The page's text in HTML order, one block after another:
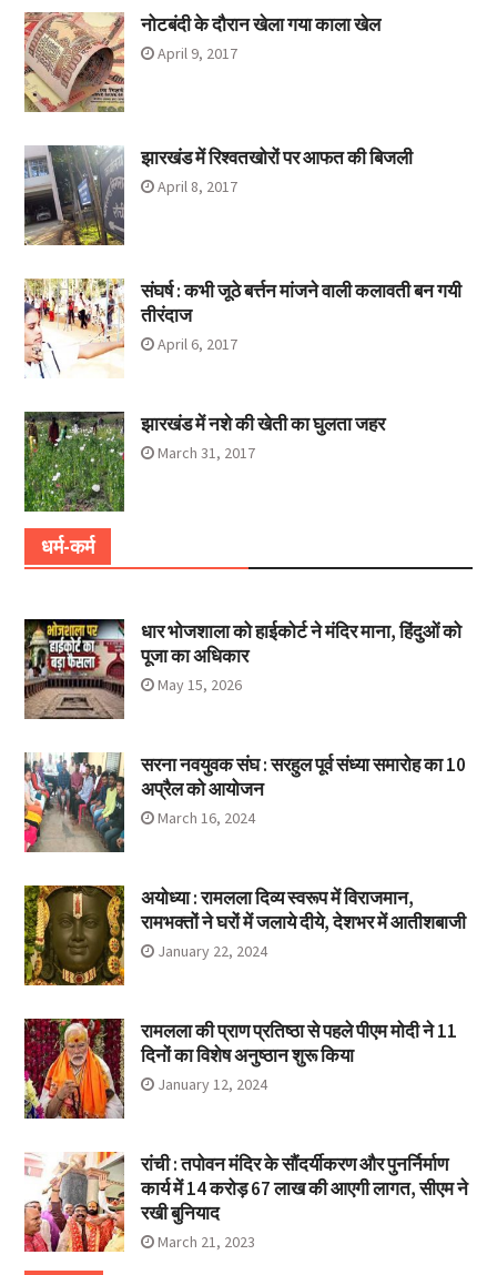
नोटबंदी के दौरान खेला गया काला खेल
April 9, 2017
झारखंड में रिश्वतखोरों पर आफत की बिजली
April 8, 2017
संघर्ष : कभी जूठे बर्त्तन मांजने वाली कलावती बन गयी
तीरंदाज
April 6, 2017
झारखंड में नशे की खेती का घुलता जहर
March 31, 2017
धर्म-कर्म
धार भोजशाला को हाईकोर्ट ने मंदिर माना, हिंदुओं को
पूजा का अधिकार
May 15, 2026
सरना नवयुवक संघ : सरहुल पूर्व संध्या समारोह का 10
अप्रैल को आयोजन
March 16, 2024
अयोध्या : रामलला दिव्य स्वरूप में विराजमान,
रामभक्तों ने घरों में जलाये दीये, देशभर में आतीशबाजी
January 22, 2024
रामलला की प्राण प्रतिष्ठा से पहले पीएम मोदी ने 11
दिनों का विशेष अनुष्ठान शुरू किया
January 12, 2024
रांची : तपोवन मंदिर के सौंदर्यीकरण और पुनर्निर्माण
कार्य में 14 करोड़ 67 लाख की आएगी लागत, सीएम ने
रखी बुनियाद
March 21, 2023